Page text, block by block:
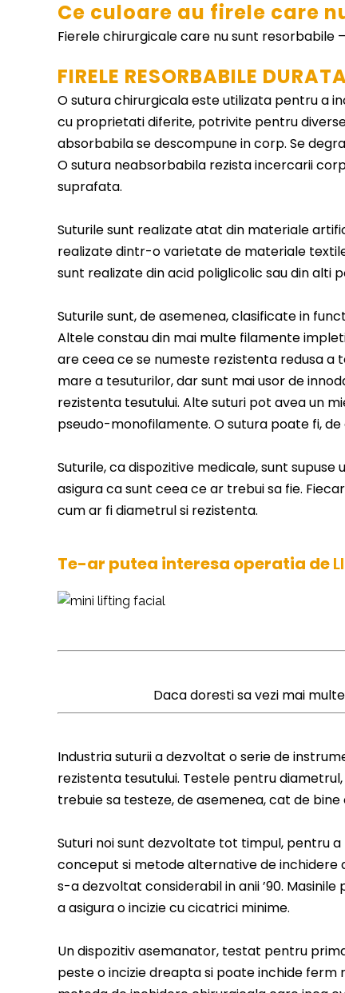
Ce culoare au firele care
Fierele chirurgicale care nu sunt resorbabile
FIRELE RESORBABILE
O sutura chirurgicala este utilizata pentru a
cu proprietati diferite, potrivite pentru
absorbabila se descompune in corp. Se
O sutura neabsorbabila rezista incercarii
suprafata.
Suturile sunt realizate atat din materiale
realizate dintr-o varietate de materiale
sunt realizate din acid poliglicolic sau din
Suturile sunt, de asemenea, clasificate in
Altele constau din mai multe filamente
are ceea ce se numeste rezistenta redusa a
mare a tesuturilor, dar sunt mai usor de
rezistenta tesutului. Alte suturi pot avea un
pseudo-monofilamente. O sutura poate fi,
Suturile, ca dispozitive medicale, sunt
asigura ca sunt ceea ce ar trebui sa fie.
cum ar fi diametrul si rezistenta.
Te-ar putea interesa operatia de
Daca doresti sa vezi mai
Industria suturii a dezvoltat o serie de
rezistenta tesutului. Testele pentru
trebuie sa testeze, de asemenea, cat de
Suturi noi sunt dezvoltate tot timpul, pentru
conceput si metode alternative de inchidere
s-a dezvoltat considerabil in anii ’90.
a asigura o incizie cu cicatrici minime.
Un dispozitiv asemanator, testat pentru
peste o incizie dreapta si poate inchide ferm